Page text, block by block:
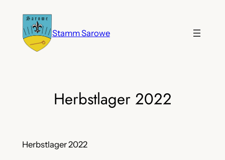
springen
Stamm Sarowe
Herbstlager 2022
Herbstlager 2022